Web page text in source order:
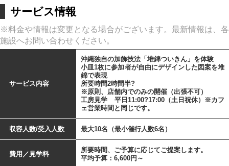
サービス情報
※料金や情報は変更となる場合がございます。最新情報は、各
施設へお問い合わせください。
サービス内容
沖縄独自の加飾技法「堆錦ついきん」を体験
小皿1枚に参加者が自由にデザインした図案を堆
錦で表現
所要時間2時間半?
※原則、店舗内でのみの開催（出張不可）
工房見学 平日11:00?17:00（土日祝休）※カフ
ェ営業時間と同じです。
収容人数/受入人数 最大10名（最小催行人数6名）
費用／見学料
所要時間、ご予算に応じてご提案します。
平均予算：6,600円～